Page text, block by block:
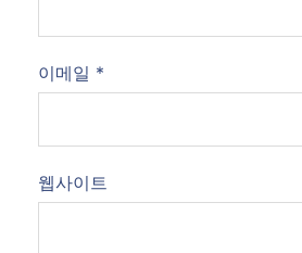
이메일 *
웹사이트